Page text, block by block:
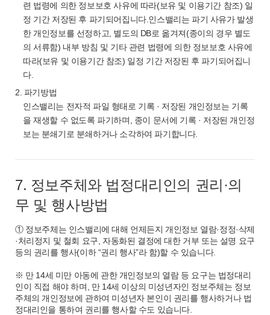
련 법령에 의한 정보보호 사유에 따라(보유 및 이용기간 참조) 일
정 기간 저장된 후 파기되어집니다.인스밸리는 파기 사유가 발생
한 개인정보를 선정하고, 별도의 DB로 옮겨져(종이의 경우 별도
의 서류함) 내부 방침 및 기타 관련 법령에 의한 정보보호 사유에
따라(보유 및 이용기간 참조) 일정 기간 저장된 후 파기되어집니
다.
2. 파기방법
인스밸리는 전자적 파일 형태로 기록 · 저장된 개인정보는 기록
을 재생할 수 없도록 파기하며, 종이 문서에 기록 · 저장된 개인정
보는 분쇄기로 분쇄하거나 소각하여 파기합니다.
7. 정보주체와 법정대리인의 권리·의
무 및 행사방법
① 정보주체는 인스밸리에 대해 언제든지 개인정보 열람·정정·삭제
·처리정지 및 철회 요구, 자동화된 결정에 대한 거부 또는 설명 요구
등의 권리를 행사(이하 “권리 행사”라 함)할 수 있습니다.
※ 만 14세 미만 아동에 관한 개인정보의 열람 등 요구는 법정대리
인이 직접 해야 하며, 만 14세 이상의 미성년자인 정보주체는 정보
주체의 개인정보에 관하여 미성년자 본인이 권리를 행사하거나 법
정대리인을 통하여 권리를 행사할 수도 있습니다.